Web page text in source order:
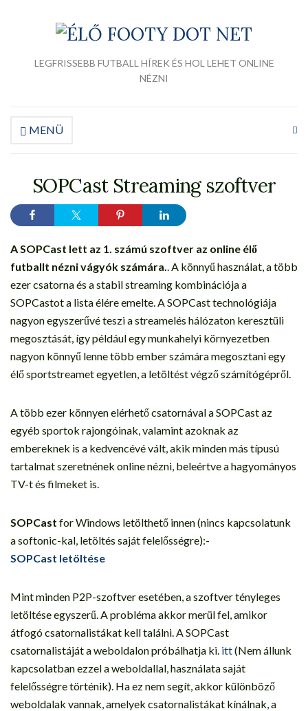
LEGFRISSEBB FUTBALL HÍREK ÉS HOL LEHET ONLINE
NÉZNI
MENÜ
SOPCast Streaming szoftver
A SOPCast lett az 1. számú szoftver az online élő
futballt nézni vágyók számára.. A könnyű használat, a több
ezer csatorna és a stabil streaming kombinációja a
SOPCastot a lista élére emelte. A SOPCast technológiája
nagyon egyszerűvé teszi a streamelés hálózaton keresztüli
megosztását, így például egy munkahelyi környezetben
nagyon könnyű lenne több ember számára megosztani egy
élő sportstreamet egyetlen, a letöltést végző számítógépről.
A több ezer könnyen elérhető csatornával a SOPCast az
egyéb sportok rajongóinak, valamint azoknak az
embereknek is a kedvencévé vált, akik minden más típusú
tartalmat szeretnének online nézni, beleértve a hagyományos
TV-t és filmeket is.
SOPCast for Windows letölthető innen (nincs kapcsolatunk
a softonic-kal, letöltés saját felelősségre):-
SOPCast letöltése
Mint minden P2P-szoftver esetében, a szoftver tényleges
letöltése egyszerű. A probléma akkor merül fel, amikor
átfogó csatornalistákat kell találni. A SOPCast
csatornalistáját a weboldalon próbálhatja ki. itt(Nem állunk
kapcsolatban ezzel a weboldallal, használata saját
felelősségre történik). Ha ez nem segít, akkor különböző
weboldalak vannak, amelyek csatornalistákat kínálnak, a